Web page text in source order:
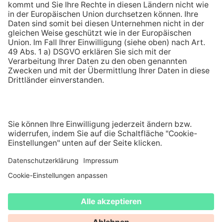
Seit über 110 Jahren größter Energieversorger in
der Pfalz und im Saarpfalz-Kreis
COMPLIANCE
COOKIE-EINSTELLUNGEN